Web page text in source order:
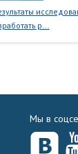
р...
Мы в